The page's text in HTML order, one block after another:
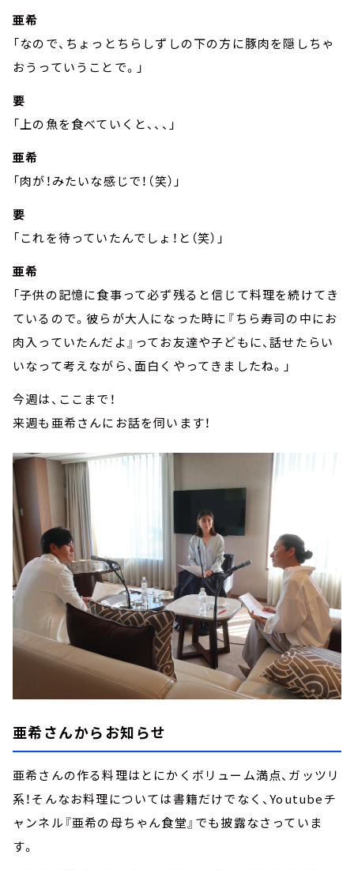
亜希
「なので、ちょっとちらしずしの下の方に豚肉を隠しちゃ
おうっていうことで。」
要
「上の魚を食べていくと、、、」
亜希
「肉が！みたいな感じで！（笑）」
要
「これを待っていたんでしょ！と（笑）」
亜希
「子供の記憶に食事って必ず残ると信じて料理を続けてき
ているので。彼らが大人になった時に『ちら寿司の中にお
肉入っていたんだよ』ってお友達や子どもに、話せたらい
いなって考えながら、面白くやってきましたね。」
今週は、ここまで！
来週も亜希さんにお話を伺います！
亜希さんからお知らせ
亜希さんの作る料理はとにかくボリューム満点、ガッツリ
系！そんなお料理については書籍だけでなく、Youtubeチ
ャンネル『亜希の母ちゃん食堂』でも披露なさっていま
す。